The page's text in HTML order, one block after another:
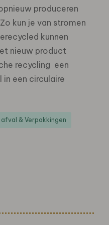
produceren
kun je van stromen
kunnen
nieuw product
recycling een
in een circulaire
& Verpakkingen